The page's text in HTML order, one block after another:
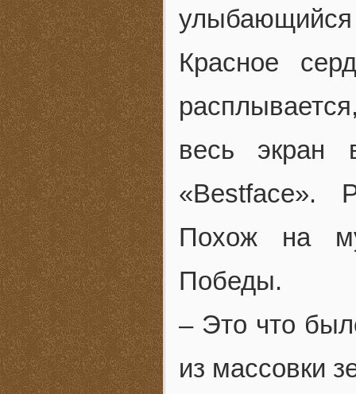
улыбающийся
Красное
весь экран
«Bestface».
Похож на
Победы.
– Это что
из массовки